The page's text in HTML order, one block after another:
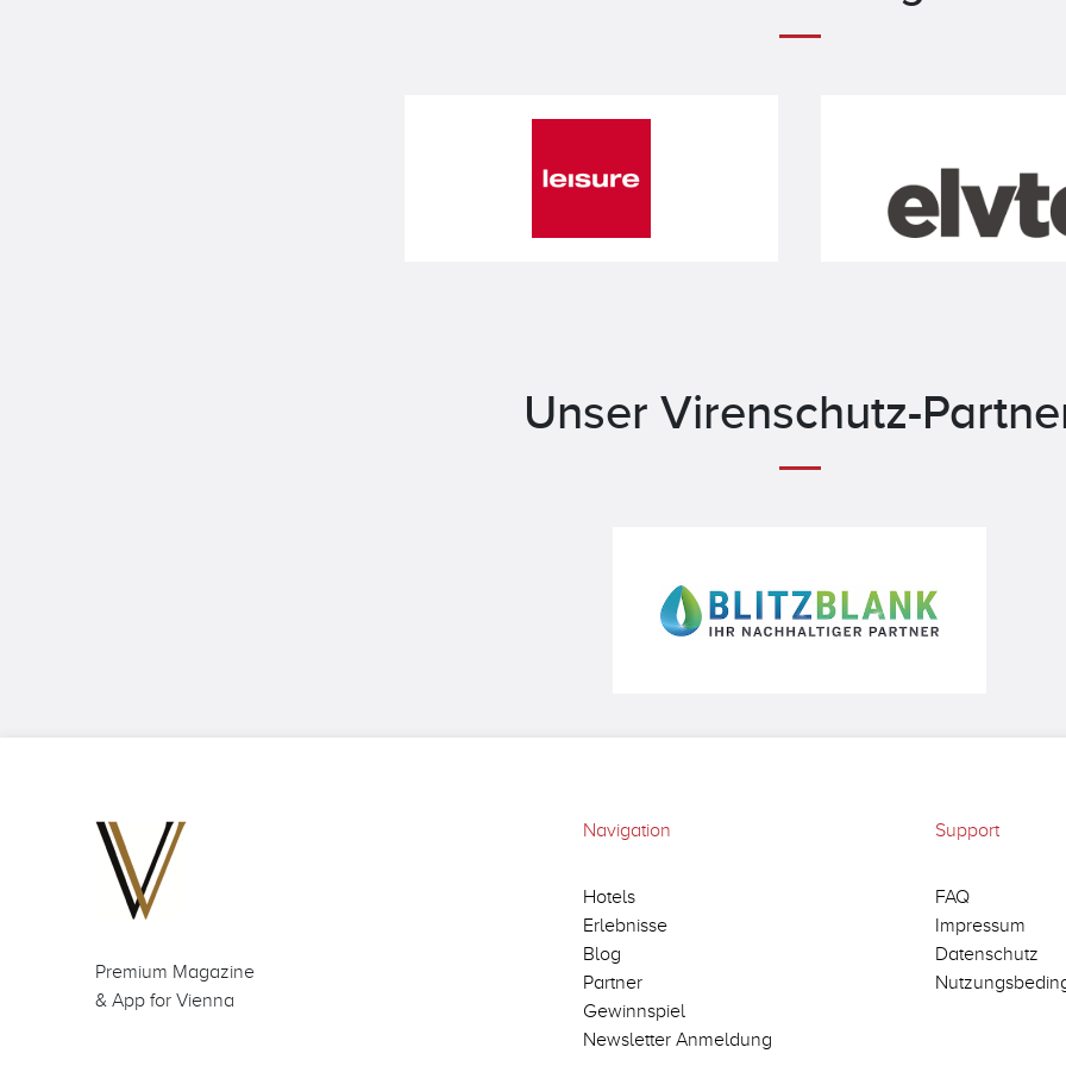
Unser Virenschutz-
Premium Magazine
& App for Vienna
Navigation
Hotels
Erlebnisse
Blog
Partner
Gewinnspiel
Newsletter Anmeldung
Support
FAQ
Impressum
Datenschutz